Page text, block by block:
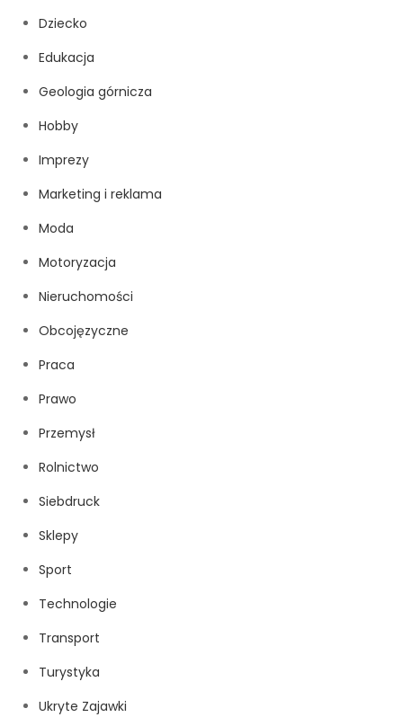
Dziecko
Edukacja
Geologia górnicza
Hobby
Imprezy
Marketing i reklama
Moda
Motoryzacja
Nieruchomości
Obcojęzyczne
Praca
Prawo
Przemysł
Rolnictwo
Siebdruck
Sklepy
Sport
Technologie
Transport
Turystyka
Ukryte Zajawki